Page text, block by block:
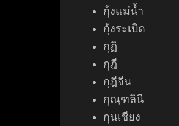
กุ้งแม่น้ำ
กุ้งระเบิด
กุฏิ
กุฎี
กุฎีจีน
กุณฺฑลินี
กุนเชียง